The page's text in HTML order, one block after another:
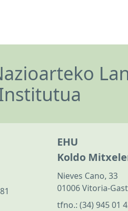
EHU
Koldo
Nieves Cano, 33
01006 Vitoria-
tfno.: (34) 945 01